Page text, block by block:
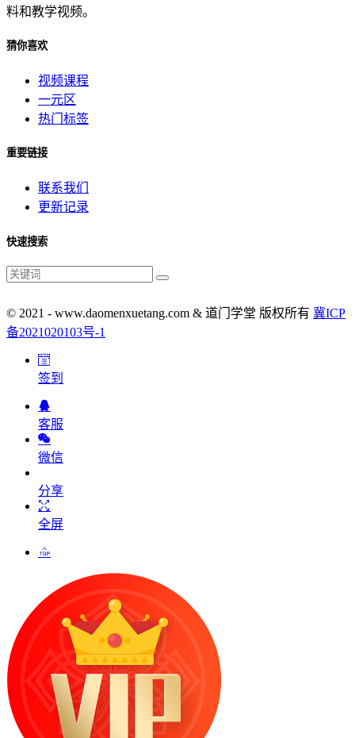
料和教学视频。
猜你喜欢
视频课程
一元区
热门标签
重要链接
联系我们
更新记录
快速搜索
© 2021 - www.daomenxuetang.com & 道门学堂 版权所有 冀ICP
备2021020103号-1
签到
客服
微信
分享
全屏